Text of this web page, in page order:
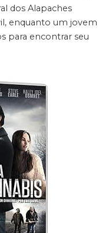
dos Alapaches
enquanto um jovem
para encontrar seu